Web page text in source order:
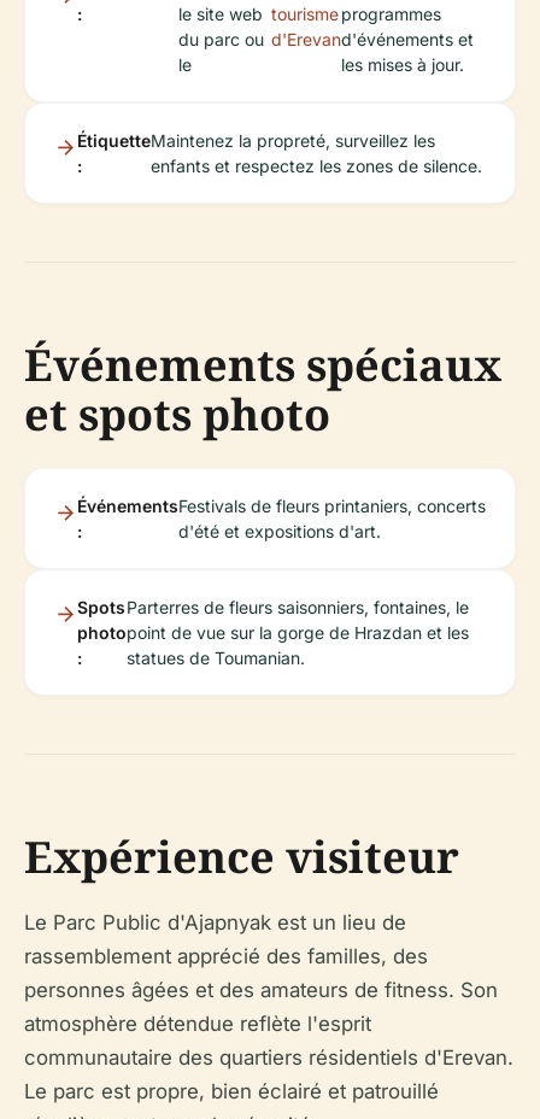
:
le site web
du parc ou
le
tourisme
d'Erevan
programmes
d'événements et
les mises à jour.
Étiquette
:
Maintenez la propreté, surveillez les
enfants et respectez les zones de silence.
Événements spéciaux
et spots photo
Événements
:
Festivals de fleurs printaniers, concerts
d'été et expositions d'art.
Spots
photo
:
Parterres de fleurs saisonniers, fontaines, le
point de vue sur la gorge de Hrazdan et les
statues de Toumanian.
Expérience visiteur
Le Parc Public d'Ajapnyak est un lieu de
rassemblement apprécié des familles, des
personnes âgées et des amateurs de fitness. Son
atmosphère détendue reflète l'esprit
communautaire des quartiers résidentiels d'Erevan.
Le parc est propre, bien éclairé et patrouillé